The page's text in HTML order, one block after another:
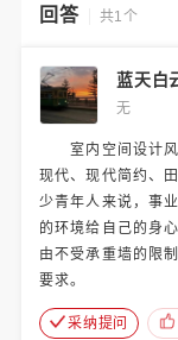
回答 共1个
蓝天白
无
室内空间设计风
现代、现代简约、
少青年人来说，事
的环境给自己的身
由不受承重墙的限
要求。
采纳提问